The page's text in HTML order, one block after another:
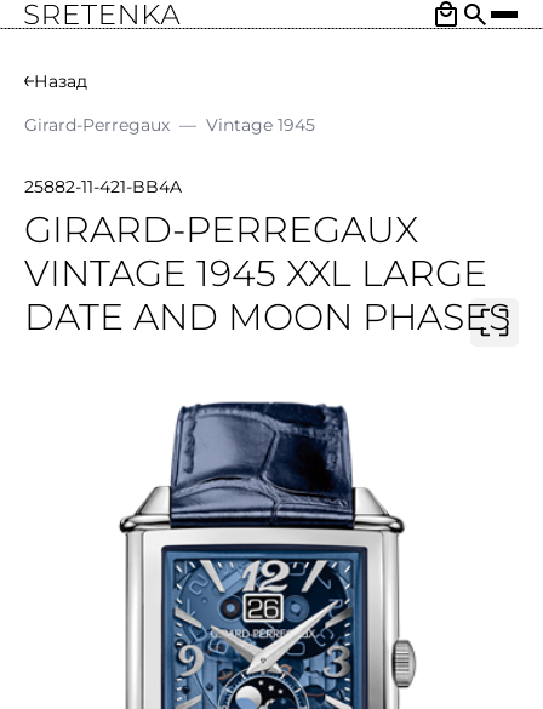
Назад
Girard-Perregaux — Vintage 1945
25882-11-421-BB4A
GIRARD-PERREGAUX
VINTAGE 1945 XXL LARGE
DATE AND MOON PHASES